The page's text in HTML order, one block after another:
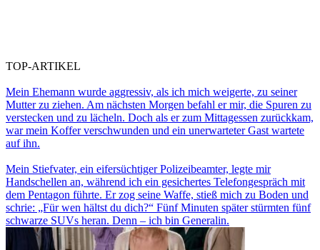
TOP-ARTIKEL
Mein Ehemann wurde aggressiv, als ich mich weigerte, zu seiner
Mutter zu ziehen. Am nächsten Morgen befahl er mir, die Spuren zu
verstecken und zu lächeln. Doch als er zum Mittagessen zurückkam,
war mein Koffer verschwunden und ein unerwarteter Gast wartete
auf ihn.
Mein Stiefvater, ein eifersüchtiger Polizeibeamter, legte mir
Handschellen an, während ich ein gesichertes Telefongespräch mit
dem Pentagon führte. Er zog seine Waffe, stieß mich zu Boden und
schrie: „Für wen hältst du dich?“ Fünf Minuten später stürmten fünf
schwarze SUVs heran. Denn – ich bin Generalin.